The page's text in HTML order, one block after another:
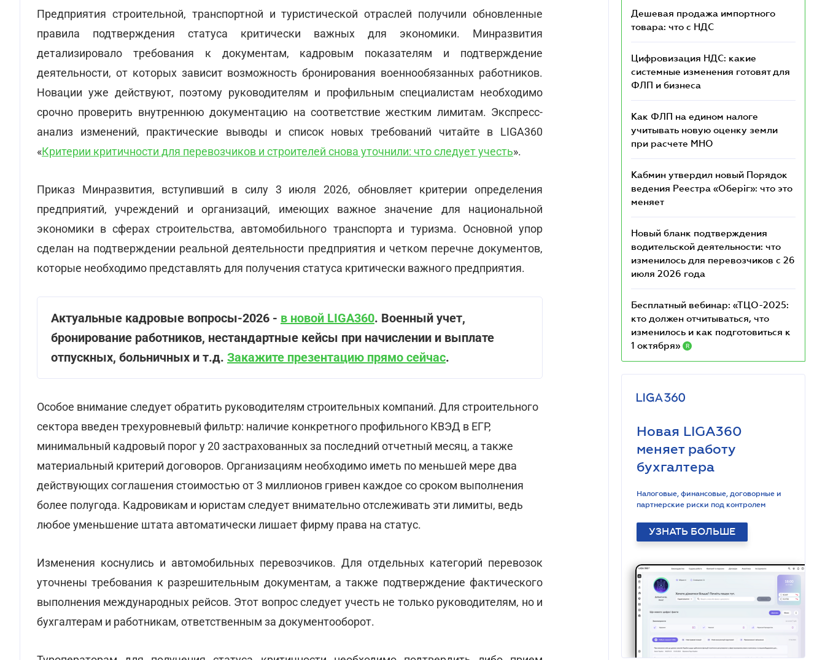
Предприятия строительной, транспортной и туристической отраслей получили обновленные
правила подтверждения статуса критически важных для экономики. Минразвития
детализировало требования к документам, кадровым показателям и подтверждение
деятельности, от которых зависит возможность бронирования военнообязанных работников.
Новации уже действуют, поэтому руководителям и профильным специалистам необходимо
срочно проверить внутреннюю документацию на соответствие жестким лимитам. Экспресс-
анализ изменений, практические выводы и список новых требований читайте в LIGA360
«Критерии критичности для перевозчиков и строителей снова уточнили: что следует учесть».
Приказ Минразвития, вступивший в силу 3 июля 2026, обновляет критерии определения
предприятий, учреждений и организаций, имеющих важное значение для национальной
экономики в сферах строительства, автомобильного транспорта и туризма. Основной упор
сделан на подтверждении реальной деятельности предприятия и четком перечне документов,
которые необходимо представлять для получения статуса критически важного предприятия.
Актуальные кадровые вопросы-2026 - в новой LIGA360. Военный учет,
бронирование работников, нестандартные кейсы при начислении и выплате
отпускных, больничных и т.д. Закажите презентацию прямо сейчас.
Особое внимание следует обратить руководителям строительных компаний. Для строительного
сектора введен трехуровневый фильтр: наличие конкретного профильного КВЭД в ЕГР,
минимальный кадровый порог у 20 застрахованных за последний отчетный месяц, а также
материальный критерий договоров. Организациям необходимо иметь по меньшей мере два
действующих соглашения стоимостью от 3 миллионов гривен каждое со сроком выполнения
более полугода. Кадровикам и юристам следует внимательно отслеживать эти лимиты, ведь
любое уменьшение штата автоматически лишает фирму права на статус.
Изменения коснулись и автомобильных перевозчиков. Для отдельных категорий перевозок
уточнены требования к разрешительным документам, а также подтверждение фактического
выполнения международных рейсов. Этот вопрос следует учесть не только руководителям, но и
бухгалтерам и работникам, ответственным за документооборот.
Дешевая продажа импортного
товара: что c НДС
Цифровизация НДС: какие
системные изменения готовят для
ФЛП и бизнеса
Как ФЛП на едином налоге
учитывать новую оценку земли
при расчете МНО
Кабмин утвердил новый Порядок
ведения Реестра «Оберіг»: что это
меняет
Новый бланк подтверждения
водительской деятельности: что
изменилось для перевозчиков с 26
июля 2026 года
Бесплатный вебинар: «ТЦО-2025:
кто должен отчитываться, что
изменилось и как подготовиться к
1 октября»
R
Новая LIGA360
меняет работу
бухгалтера
Налоговые, финансовые, договорные и
партнерские риски под контролем
УЗНАТЬ БОЛЬШЕ